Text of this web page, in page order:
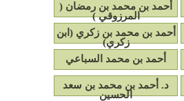
أحمد بن محمد بن رمضان (
المرزوقي )
أحمد بن محمد بن زكري (ابن
زكري)
أحمد بن محمد السباعي
د. أحمد بن محمد بن سعد
الحسين